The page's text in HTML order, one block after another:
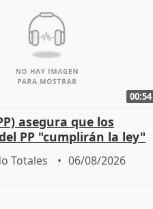
00:54
asegura que los
PP "cumplirán la ley"
migrantes
Totales 06/08/2026